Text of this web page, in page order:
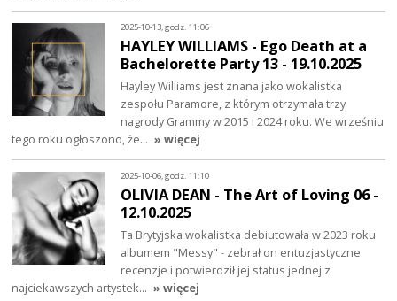
2025-10-13, godz. 11:06
HAYLEY WILLIAMS - Ego Death at a
Bachelorette Party 13 - 19.10.2025
Hayley Williams jest znana jako wokalistka
zespołu Paramore, z którym otrzymała trzy
nagrody Grammy w 2015 i 2024 roku. We wrześniu
tego roku ogłoszono, że… » więcej
2025-10-06, godz. 11:10
OLIVIA DEAN - The Art of Loving 06 -
12.10.2025
Ta Brytyjska wokalistka debiutowała w 2023 roku
albumem "Messy" - zebrał on entuzjastyczne
recenzje i potwierdził jej status jednej z
najciekawszych artystek… » więcej